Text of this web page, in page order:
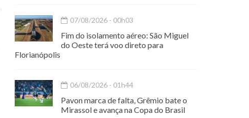
07/08/2026 - 00h03
Fim do isolamento aéreo: São Miguel
do Oeste terá voo direto para
Florianópolis
06/08/2026 - 01h44
Pavon marca de falta, Grêmio bate o
Mirassol e avança na Copa do Brasil